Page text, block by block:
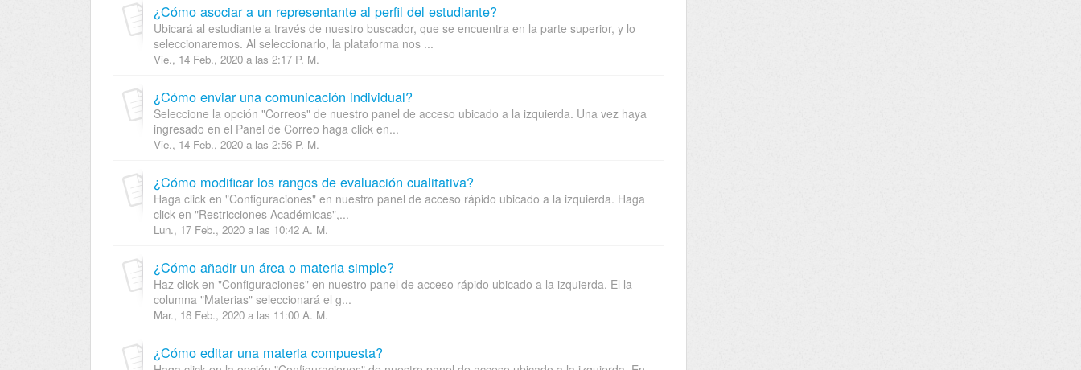
¿Cómo asociar a un representante al perfil del estudiante?
Ubicará al estudiante a través de nuestro buscador, que se encuentra en la parte superior, y lo
seleccionaremos. Al seleccionarlo, la plataforma nos ...
Vie., 14 Feb., 2020 a las 2:17 P. M.
¿Cómo enviar una comunicación individual?
Seleccione la opción "Correos" de nuestro panel de acceso ubicado a la izquierda. Una vez haya
ingresado en el Panel de Correo haga click en...
Vie., 14 Feb., 2020 a las 2:56 P. M.
¿Cómo modificar los rangos de evaluación cualitativa?
Haga click en "Configuraciones" en nuestro panel de acceso rápido ubicado a la izquierda. Haga
click en "Restricciones Académicas",...
Lun., 17 Feb., 2020 a las 10:42 A. M.
¿Cómo añadir un área o materia simple?
Haz click en "Configuraciones" en nuestro panel de acceso rápido ubicado a la izquierda. El la
columna "Materias" seleccionará el g...
Mar., 18 Feb., 2020 a las 11:00 A. M.
¿Cómo editar una materia compuesta?